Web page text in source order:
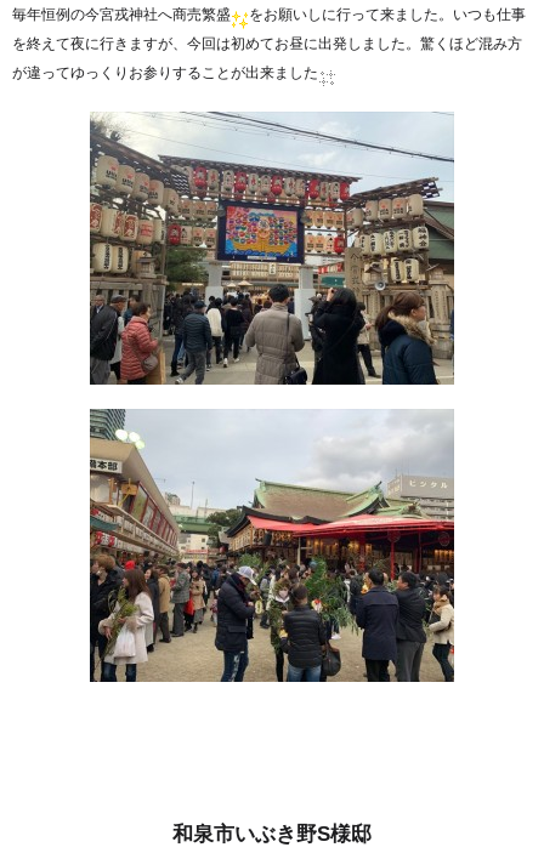
毎年恒例の今宮戎神社へ商売繁盛
をお願いしに行って来ました。いつも仕事
を終えて夜に行きますが、今回は初めてお昼に出発しました。驚くほど混み方
が違ってゆっくりお参りすることが出来ました
和泉市いぶき野S様邸